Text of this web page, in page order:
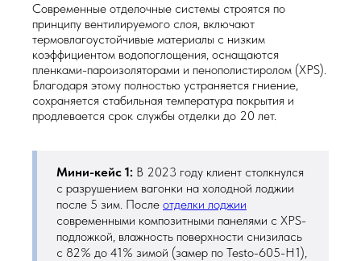
Современные отделочные системы строятся по
принципу вентилируемого слоя, включают
термовлагоустойчивые материалы с низким
коэффициентом водопоглощения, оснащаются
пленками-пароизоляторами и пенополистиролом (XPS).
Благодаря этому полностью устраняется гниение,
сохраняется стабильная температура покрытия и
продлевается срок службы отделки до 20 лет.
Мини-кейс 1: В 2023 году клиент столкнулся
с разрушением вагонки на холодной лоджии
после 5 зим. После отделки лоджии
современными композитными панелями с XPS-
подложкой, влажность поверхности снизилась
с 82% до 41% зимой (замер по Testo-605-H1),